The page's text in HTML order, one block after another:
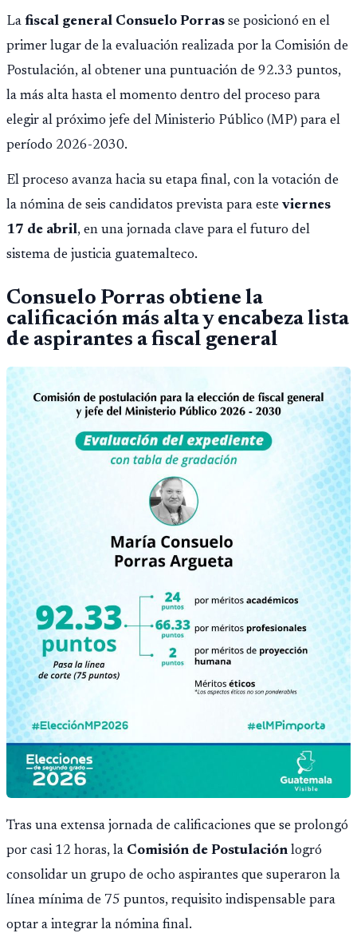
La fiscal general Consuelo Porras se posicionó en el
primer lugar de la evaluación realizada por la Comisión de
Postulación, al obtener una puntuación de 92.33 puntos,
la más alta hasta el momento dentro del proceso para
elegir al próximo jefe del Ministerio Público (MP) para el
período 2026-2030.
El proceso avanza hacia su etapa final, con la votación de
la nómina de seis candidatos prevista para este viernes
17 de abril, en una jornada clave para el futuro del
sistema de justicia guatemalteco.
Consuelo Porras obtiene la
calificación más alta y encabeza lista
de aspirantes a fiscal general
Tras una extensa jornada de calificaciones que se prolongó
por casi 12 horas, la Comisión de Postulación logró
consolidar un grupo de ocho aspirantes que superaron la
línea mínima de 75 puntos, requisito indispensable para
optar a integrar la nómina final.